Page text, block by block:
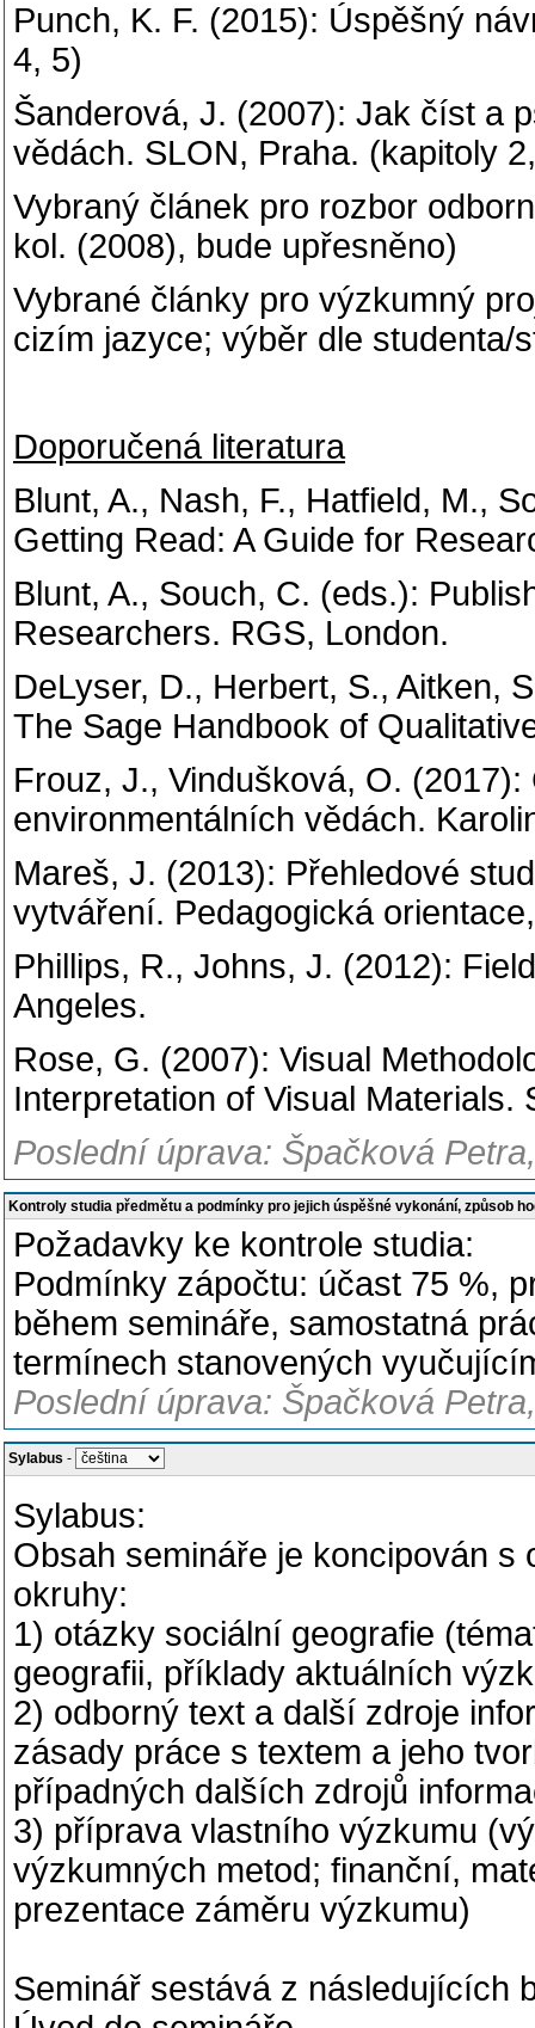
Punch, K. F. (2015): Úspěšný
4, 5)
Šanderová, J. (2007): Jak číst a
vědách. SLON, Praha. (kapitoly 2,
Vybraný článek pro rozbor
kol. (2008), bude upřesněno)
Vybrané články pro výzkumný
cizím jazyce; výběr dle studenta/
Doporučená literatura
Blunt, A., Nash, F., Hatfield, M.,
Getting Read: A Guide for
Blunt, A., Souch, C. (eds.):
Researchers. RGS, London.
DeLyser, D., Herbert, S., Aitken,
The Sage Handbook of
Frouz, J., Vindušková, O.
environmentálních vědách.
Mareš, J. (2013): Přehledové
vytváření. Pedagogická
Phillips, R., Johns, J. (2012):
Angeles.
Rose, G. (2007): Visual
Interpretation of Visual Materials.
Poslední úprava: Špačková
Kontroly studia předmětu a podmínky pro jejich úspěšné vykonání, způsob
Požadavky ke kontrole studia:
Podmínky zápočtu: účast 75 %,
během semináře, samostatná
termínech stanovených
Poslední úprava: Špačková
Sylabus -
Sylabus:
Obsah semináře je koncipován
okruhy:
1) otázky sociální geografie
geografii, příklady aktuálních
2) odborný text a další zdroje
zásady práce s textem a jeho
případných dalších zdrojů
3) příprava vlastního výzkumu
výzkumných metod; finanční,
prezentace záměru výzkumu)
Seminář sestává z následujících